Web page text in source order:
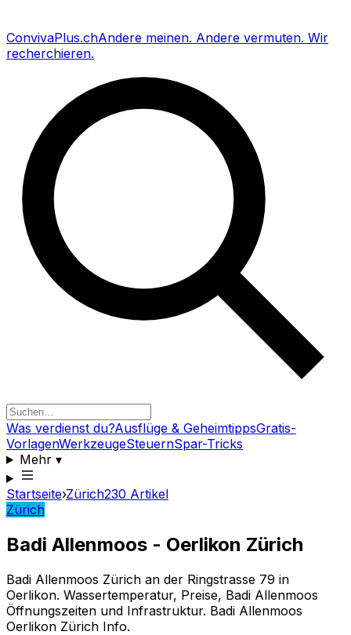
ConvivaPlus.chAndere meinen. Andere vermuten. Wir
recherchieren.
Was verdienst du?Ausflüge & GeheimtippsGratis-
VorlagenWerkzeugeSteuernSpar-Tricks
Mehr▾
Startseite›Zürich230 Artikel
Zürich
Badi Allenmoos - Oerlikon Zürich
Badi Allenmoos Zürich an der Ringstrasse 79 in
Oerlikon. Wassertemperatur, Preise, Badi Allenmoos
Öffnungszeiten und Infrastruktur. Badi Allenmoos
Oerlikon Zürich Info.